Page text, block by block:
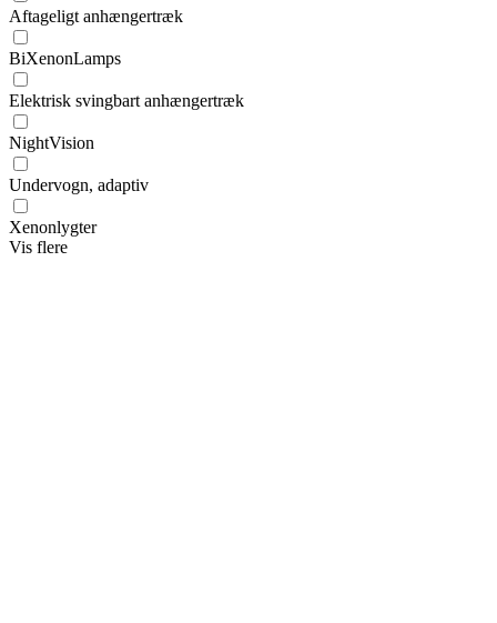
Aftageligt anhængertræk
BiXenonLamps
Elektrisk svingbart anhængertræk
NightVision
Undervogn, adaptiv
Xenonlygter
Vis flere